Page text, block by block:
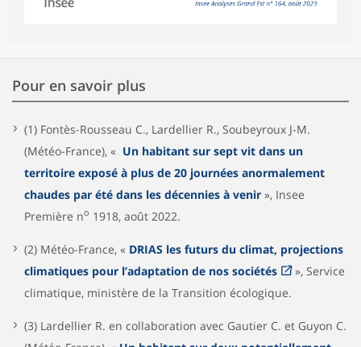
Pour en savoir plus
(1) Fontès-Rousseau C., Lardellier R., Soubeyroux J-M.
(Météo-France), « Un habitant sur sept vit dans un
territoire exposé à plus de 20 journées anormalement
chaudes par été dans les décennies à venir », Insee
Première no 1918, août 2022.
(2) Météo-France, « DRIAS les futurs du climat, projections
climatiques pour l’adaptation de nos sociétés
», Service
climatique, ministère de la Transition écologique.
(3) Lardellier R. en collaboration avec Gautier C. et Guyon C.